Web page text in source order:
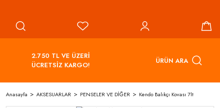
2.750 TL VE ÜZERİ
ÜCRETSİZ KARGO!
ÜRÜN ARA
Anasayfa AKSESUARLAR PENSELER VE DİĞER Kendo Balıkçı Kovası 7lt